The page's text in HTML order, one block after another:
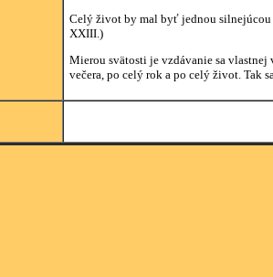
Celý život by mal byť jednou silnejúcou
XXIII.)
Mierou svätosti je vzdávanie sa
večera, po celý rok a po celý život. Tak